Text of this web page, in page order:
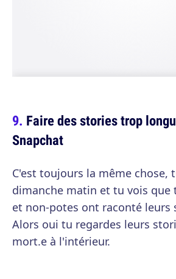
Faire des stories trop
Snapchat
C'est toujours la même chose,
dimanche matin et tu vois que
et non-potes ont raconté leurs
Alors oui tu regardes leurs
mort.e à l'intérieur.